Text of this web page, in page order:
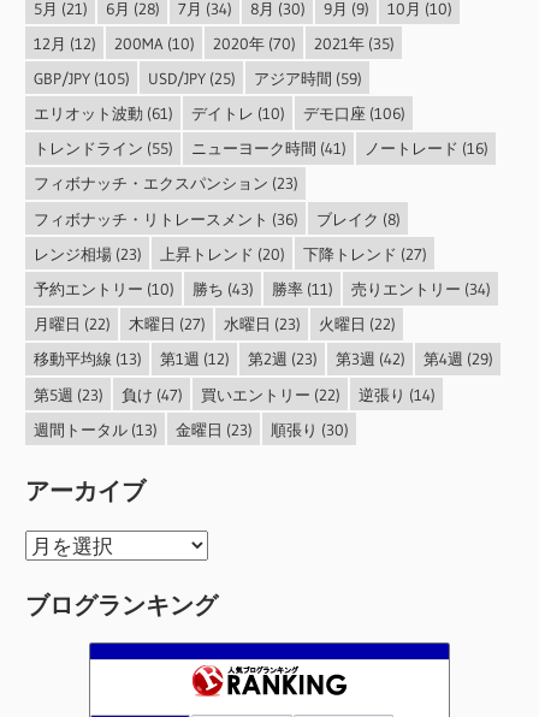
5月 (21) 6月 (28) 7月 (34) 8月 (30) 9月 (9) 10月 (10)
12月 (12) 200MA (10) 2020年(70) 2021年(35)
GBP/JPY(105) USD/JPY(25) アジア時間 (59)
エリオット波動 (61) デイトレ (10) デモ口座 (106)
トレンドライン (55) ニューヨーク時間 (41) ノートレード (16)
フィボナッチ・エクスパンション (23)
フィボナッチ・リトレースメント (36) ブレイク (8)
レンジ相場(23) 上昇トレンド (20) 下降トレンド (27)
予約エントリー (10) 勝ち (43) 勝率(11) 売りエントリー (34)
月曜日 (22) 木曜日 (27) 水曜日 (23) 火曜日 (22)
移動平均線 (13) 第1週 (12) 第2週 (23) 第3週 (42) 第4週 (29)
第5週 (23) 負け (47) 買いエントリー (22) 逆張り (14)
週間トータル(13) 金曜日 (23) 順張り (30)
アーカイブ
ア
カ
ブログランキング